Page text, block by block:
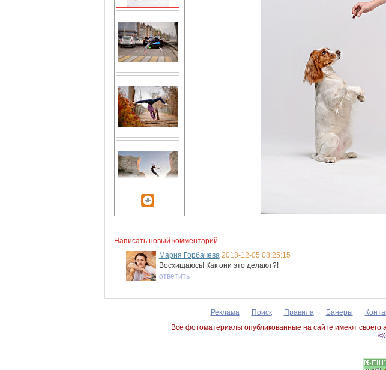
Написать новый комментарий
Мария Горбачева 2018-12-05 08:25:15
Восхищаюсь! Как они это делают?!
ответить
Реклама Поиск Правила Банеры
Все фотоматериалы опубликованные на сайте имеют